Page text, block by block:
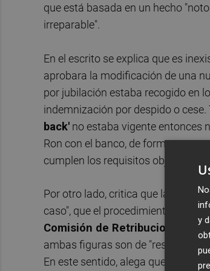
que está basada en un hecho
irreparable".
En el escrito se explica que es
aprobara la modificación de una
por jubilación estaba recogido en
indemnización por despido o
back' no estaba vigente entonces
Ron con el banco, de forma que
cumplen los requisitos objetivos
Por otro lado, critica que la jueza
caso", que el procedimiento
Comisión de Retribuciones
ambas figuras son de "reseñable
En este sentido, alega que la
y